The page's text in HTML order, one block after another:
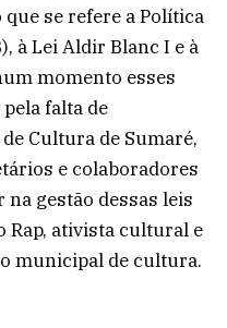
se refere a Política
à Lei Aldir Blanc I e à
momento esses
falta de
Cultura de Sumaré,
e colaboradores
gestão dessas leis
Rap, ativista cultural e
municipal de cultura.